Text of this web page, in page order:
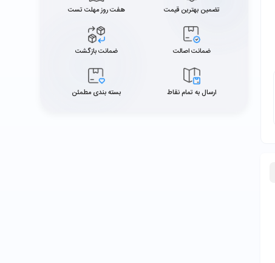
تضمین بهترین قیمت هفت روز مهلت تست
ضمانت اصالت ضمانت بازگشت
ارسال به تمام نقاط بسته بندی مطمئن